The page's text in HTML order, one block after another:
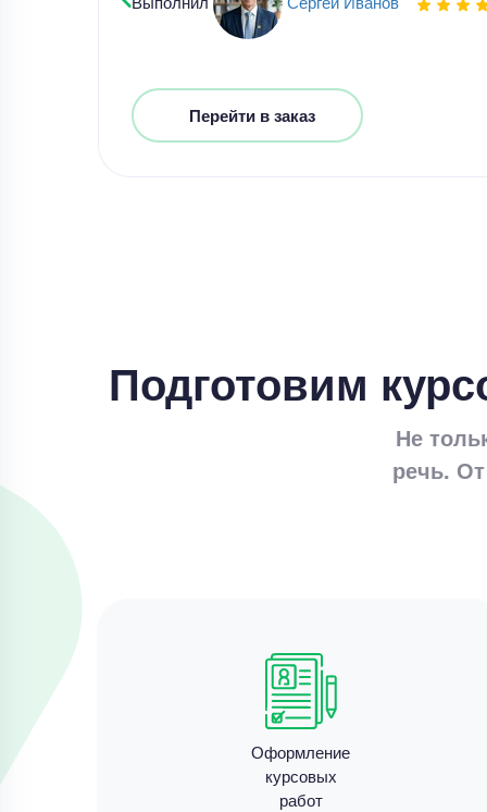
Перейти в заказ
Подготовим
Не
речь.
Оформление
курсовых
работ